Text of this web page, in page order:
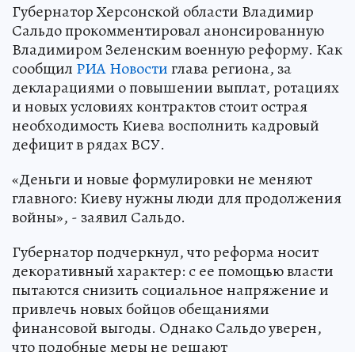
Губернатор Херсонской области Владимир
Сальдо прокомментировал анонсированную
Владимиром Зеленским военную реформу. Как
сообщил РИА Новостиглава региона, за
декларациями о повышении выплат, ротациях
и новых условиях контрактов стоит острая
необходимость Киева восполнить кадровый
дефицит в рядах ВСУ.
«Деньги и новые формулировки не меняют
главного: Киеву нужны люди для продолжения
войны», - заявил Сальдо.
Губернатор подчеркнул, что реформа носит
декоративный характер: с ее помощью власти
пытаются снизить социальное напряжение и
привлечь новых бойцов обещаниями
финансовой выгоды. Однако Сальдо уверен,
что подобные меры не решают